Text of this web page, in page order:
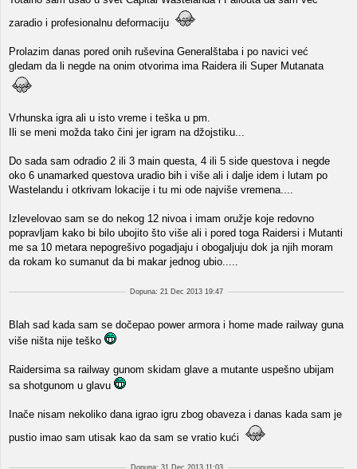
zaradio i profesionalnu deformaciju
Prolazim danas pored onih ruševina Generalštaba i po navici već
gledam da li negde na onim otvorima ima Raidera ili Super Mutanata
Vrhunska igra ali u isto vreme i teška u pm.
Ili se meni možda tako čini jer igram na džojstiku...
Do sada sam odradio 2 ili 3 main questa, 4 ili 5 side questova i negde
oko 6 unamarked questova uradio bih i više ali i dalje idem i lutam po
Wastelandu i otkrivam lokacije i tu mi ode najviše vremena....
Izlevelovao sam se do nekog 12 nivoa i imam oružje koje redovno
popravljam kako bi bilo ubojito što više ali i pored toga Raidersi i Mutanti
me sa 10 metara nepogrešivo pogadjaju i obogaljuju dok ja njih moram
da rokam ko sumanut da bi makar jednog ubio.....
Dopuna: 21 Dec 2013 19:47
Blah sad kada sam se dočepao power armora i home made railway guna
više ništa nije teško
Raidersima sa railway gunom skidam glave a mutante uspešno ubijam
sa shotgunom u glavu
Inače nisam nekoliko dana igrao igru zbog obaveza i danas kada sam je
pustio imao sam utisak kao da sam se vratio kući
Dopuna: 31 Dec 2013 11:03